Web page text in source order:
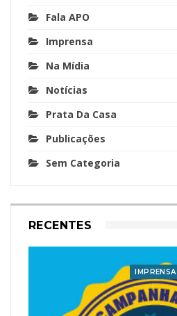
Fala APO
Imprensa
Na Mídia
Notícias
Prata Da Casa
Publicações
Sem Categoria
RECENTES
IMPRENSA